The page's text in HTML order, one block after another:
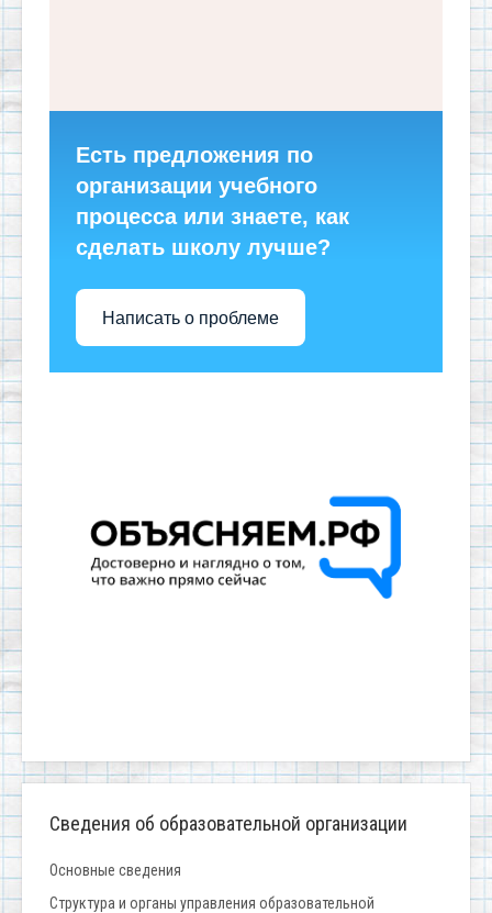
Есть предложения по
организации учебного
процесса или знаете, как
сделать школу лучше?
Написать о проблеме
Сведения об образовательной организации
Основные сведения
Структура и органы управления образовательной